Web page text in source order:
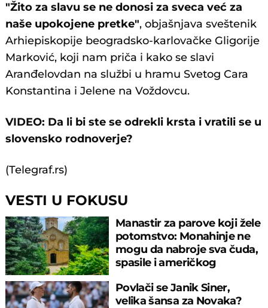
"Žito za slavu se ne donosi za sveca već za
naše upokojene pretke", objašnjava sveštenik
Arhiepiskopije beogradsko-karlovačke Gligorije
Marković, koji nam priča i kako se slavi
Aranđelovdan na službi u hramu Svetog Cara
Konstantina i Jelene na Voždovcu.
VIDEO: Da li bi ste se odrekli krsta i vratili se u
slovensko rodnoverje?
(Telegraf.rs)
VESTI U FOKUSU
Manastir za parove koji žele
potomstvo: Monahinje ne
mogu da nabroje sva čuda,
spasile i američkog
Povlači se Janik Siner,
velika šansa za Novaka?